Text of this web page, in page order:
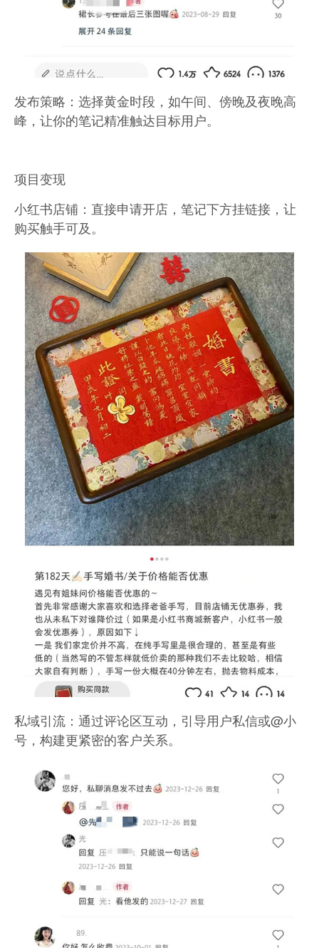
发布策略：选择黄金时段，如午间、傍晚及夜晚高
峰，让你的笔记精准触达目标用户。
项目变现
小红书店铺：直接申请开店，笔记下方挂链接，让
购买触手可及。
私域引流：通过评论区互动，引导用户私信或@小
号，构建更紧密的客户关系。